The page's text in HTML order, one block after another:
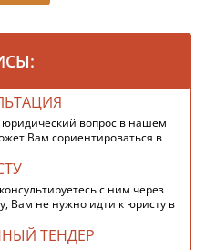
вопрос в нашем
Вам сориентироваться в
с ним через
Вам не нужно идти к юристу в
ТЕНДЕР